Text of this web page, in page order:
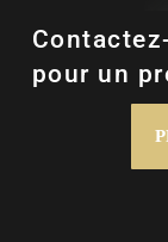
pour un